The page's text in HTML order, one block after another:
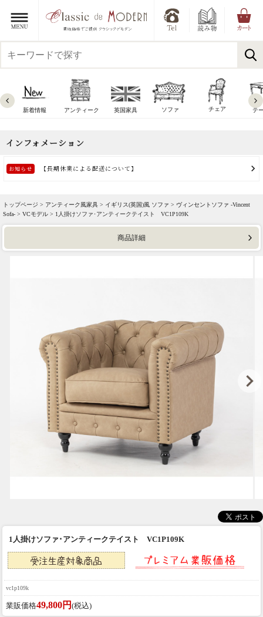
新着情報 アンティーク 英国家具 ソファ チェア テ
トップページ > アンティーク風家具 > イギリス(英国)風 ソファ > ヴィンセントソファ -Vincent
Sofa- > VCモデル > 1人掛けソファ･アンティークテイスト VC1P109K
商品詳細
1人掛けソファ･アンティークテイスト VC1P109K
vc1p109k
業販価格49,800円 (税込)